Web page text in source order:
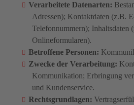
Verarbeitete Datenarten:
Adressen); Kontaktdaten (z.B.
Telefonnummern); Inhaltsdaten
Onlineformularen).
Betroffene Personen:
Zwecke der Verarbeitung:
Kommunikation; Erbringung
und Kundenservice.
Rechtsgrundlagen: